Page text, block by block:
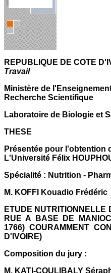
REPUBLIQUE DE COTE
Travail
Ministère de
Recherche Scientifique
Laboratoire de Biologie et
THESE
Présentée pour l'obtention
L'Université Félix
Spécialité : Nutrition -
M. KOFFI Kouadio Frédéric
ETUDE NUTRITIONNELLE
RUE A BASE DE
1766) COURAMMENT
D'IVOIRE)
Composition du jury :
M. KATI-COULIBALY